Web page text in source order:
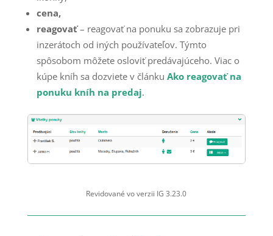
cena,
reagovať– reagovať na ponuku sa zobrazuje pri
inzerátoch od iných používateľov. Týmto
spôsobom môžete osloviť predávajúceho. Viac o
kúpe kníh sa dozviete v článku Ako reagovať na
ponuku kníh na predaj.
Revidované vo verzii IG 3.23.0